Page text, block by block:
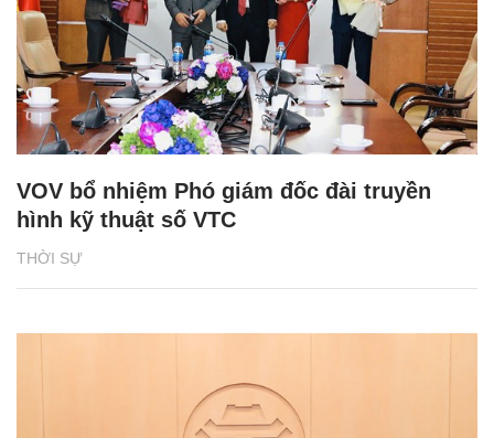
THỜI SỰ
VOV bổ nhiệm Phó giám đốc đài truyền
hình kỹ thuật số VTC